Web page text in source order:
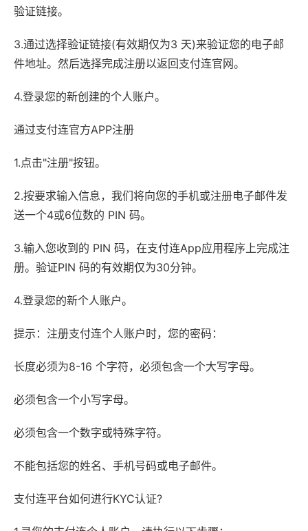
验证链接。
3.通过选择验证链接(有效期仅为3 天)来验证您的电子邮
件地址。然后选择完成注册以返回支付连官网。
4.登录您的新创建的个人账户。
通过支付连官方APP注册
1.点击"注册"按钮。
2.按要求输入信息，我们将向您的手机或注册电子邮件发
送一个4或6位数的 PIN 码。
3.输入您收到的 PIN 码，在支付连App应用程序上完成注
册。验证PIN 码的有效期仅为30分钟。
4.登录您的新个人账户。
提示：注册支付连个人账户时，您的密码：
长度必须为8-16 个字符，必须包含一个大写字母。
必须包含一个小写字母。
必须包含一个数字或特殊字符。
不能包括您的姓名、手机号码或电子邮件。
支付连平台如何进行KYC认证?